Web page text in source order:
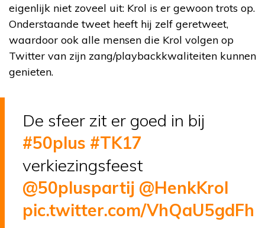
eigenlijk niet zoveel uit: Krol is er gewoon trots op.
Onderstaande tweet heeft hij zelf geretweet,
waardoor ook alle mensen die Krol volgen op
Twitter van zijn zang/playbackkwaliteiten kunnen
genieten.
De sfeer zit er goed in bij
#50plus #TK17
verkiezingsfeest
@50pluspartij @HenkKrol
pic.twitter.com/VhQaU5gdFh